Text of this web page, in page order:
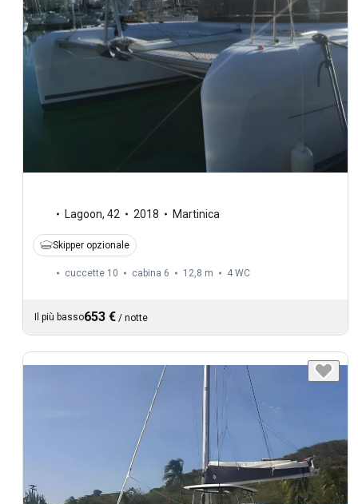
Lagoon, 42 2018 Martinica
Skipper opzionale
cuccette 10 cabina 6 12,8 m 4 WC
Il più basso653 € / notte